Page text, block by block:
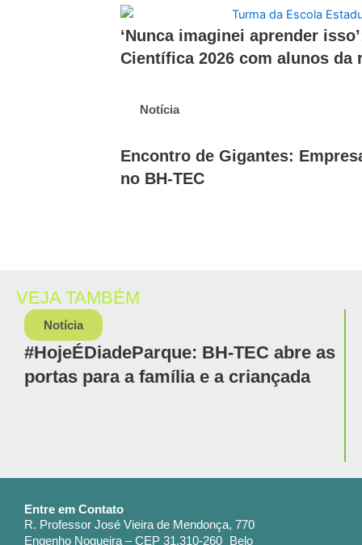
‘Nunca imaginei aprender
Científica 2026 com alunos da
Notícia
Encontro de Gigantes:
no BH-TEC
VEJA TAMBÉM
Notícia
#HojeÉDiadeParque: BH-TEC abre as
portas para a família e a criançada
Entre em Contato
R. Professor José Vieira de Mendonça, 770
Engenho Nogueira – CEP 31.310-260 Belo